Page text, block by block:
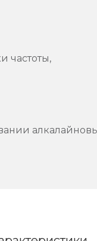
частоты,